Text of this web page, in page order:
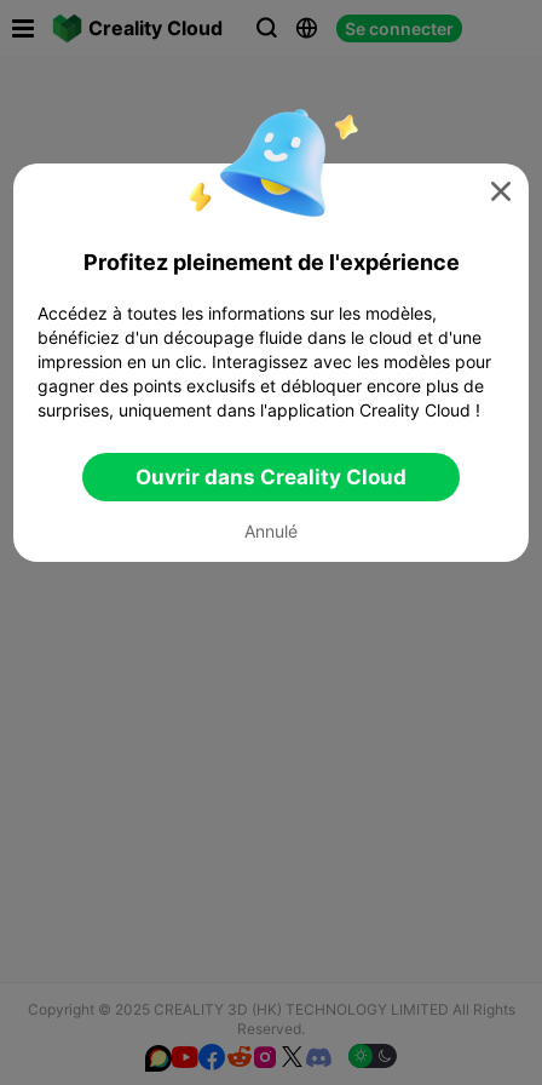
Creality Cloud   Se connecter
Copyright © 2025 CREALITY 3D (HK) TECHNOLOGY LIMITED All Rights
Reserved.
  

Profitez pleinement de l'expérience
Accédez à toutes les informations sur les modèles,
bénéficiez d'un découpage fluide dans le cloud et d'une
impression en un clic. Interagissez avec les modèles pour
gagner des points exclusifs et débloquer encore plus de
surprises, uniquement dans l'application Creality Cloud !
Ouvrir dans Creality Cloud
Annulé